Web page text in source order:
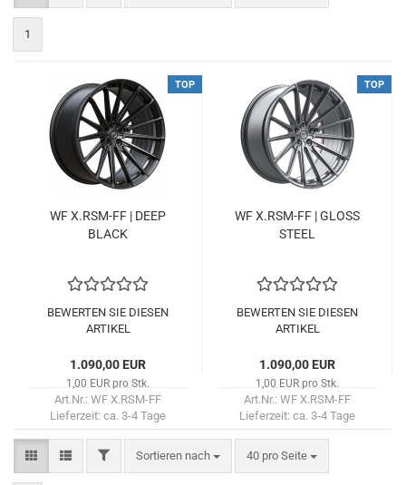
1
TOP
WF X.RSM-​FF | DEEP
BLACK
BEWERTEN SIE DIESEN
ARTIKEL
1.090,00 EUR
1,00 EUR pro Stk.
Art.Nr.: WF X.RSM-FF
Lieferzeit: ca. 3-4 Tage
TOP
WF X.RSM-​FF | GLOSS
STEEL
BEWERTEN SIE DIESEN
ARTIKEL
1.090,00 EUR
1,00 EUR pro Stk.
Art.Nr.: WF X.RSM-FF
Lieferzeit: ca. 3-4 Tage
FILTERSortieren nach
Sortieren nach 40 pro Seite
pro Seite